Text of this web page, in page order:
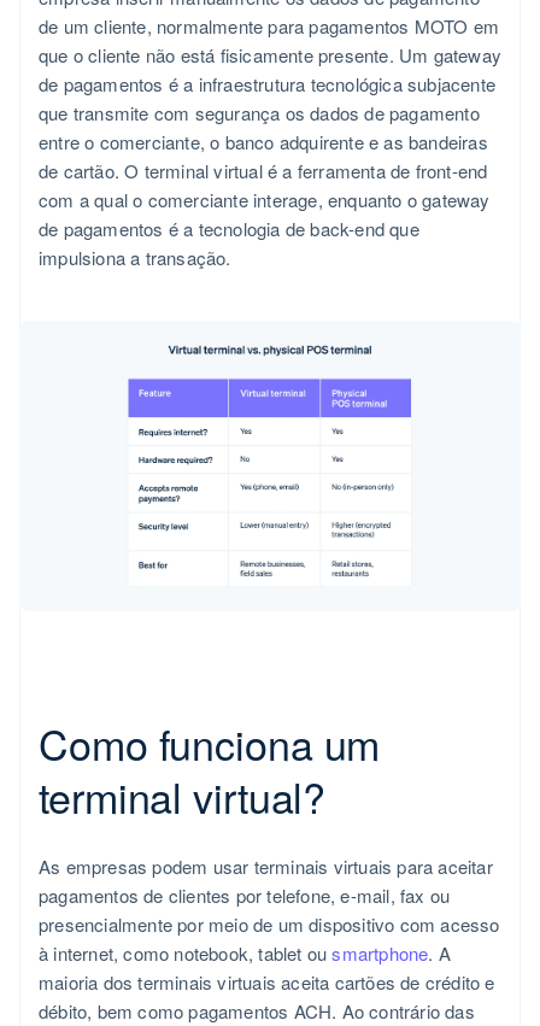
de um cliente, normalmente para pagamentos MOTO em
que o cliente não está fisicamente presente. Um gateway
de pagamentos é a infraestrutura tecnológica subjacente
que transmite com segurança os dados de pagamento
entre o comerciante, o banco adquirente e as bandeiras
de cartão. O terminal virtual é a ferramenta de front-end
com a qual o comerciante interage, enquanto o gateway
de pagamentos é a tecnologia de back-end que
impulsiona a transação.
Como funciona um
terminal virtual?
As empresas podem usar terminais virtuais para aceitar
pagamentos de clientes por telefone, e-mail, fax ou
presencialmente por meio de um dispositivo com acesso
à internet, como notebook, tablet ousmartphone. A
maioria dos terminais virtuais aceita cartões de crédito e
débito, bem como pagamentos ACH. Ao contrário das